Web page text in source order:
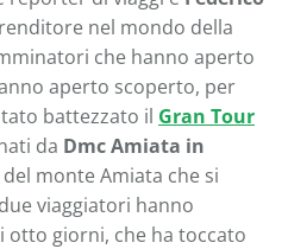
nel mondo della
che hanno aperto
aperto scoperto, per
battezzato il Gran Tour
da Dmc Amiata in
monte Amiata che si
viaggiatori hanno
giorni, che ha toccato